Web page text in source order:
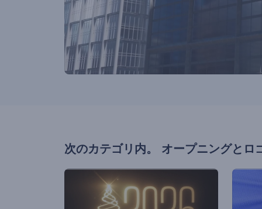
次のカテゴリ内。 オープニングとロ